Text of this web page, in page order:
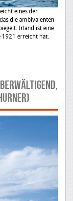
eines der
die ambivalenten
Irland ist eine
1921 erreicht hat.